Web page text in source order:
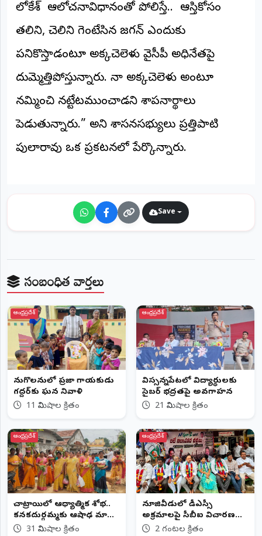
లోకేశ్ ఆలోచనావిధానంతో పోలిస్తే.. ఆస్తికోసం
తల్లిని, చెల్లిని గెంటేసిన జగన్ ఎందుకు
పనికొస్తాడంటూ అక్కచెల్లెళ్లు వైసీపీ అధినేతపై
దుమ్మెత్తిపోస్తున్నారు. నా అక్కచెల్లెళ్లు అంటూ
నమ్మించి నట్టేటముంచాడని శాపనార్థాలు
పెడుతున్నారు.” అని శాసనసభ్యులు ప్రత్తిపాటి
పుల్లారావు ఒక ప్రకటనలో పేర్కొన్నారు.
Save
సంబంధిత వార్తలు
ఆంధ్రప్రదేశ్
పెనుగొలనులో ప్రజా గాయకుడు
గద్దర్‌కు ఘన నివాళి
11 నిమిషాల క్రితం
ఆంధ్రప్రదేశ్
విస్సన్నపేటలో విద్యార్థులకు
సైబర్ భద్రతపై అవగాహన
21 నిమిషాల క్రితం
ఆంధ్రప్రదేశ్
చాట్రాయిలో ఆధ్యాత్మిక శోభ..
కనకదుర్గమ్మకు ఆషాఢ మాస
సారె సమర్పణ
31 నిమిషాల క్రితం
ఆంధ్రప్రదేశ్
నూజివీడులో డీఎస్సీ
అక్రమాలపై సీబీఐ విచారణ
కోరుతూ వైఎస్సార్ కాంగ్రెస్ పార్టీ
2 గంటల క్రితం